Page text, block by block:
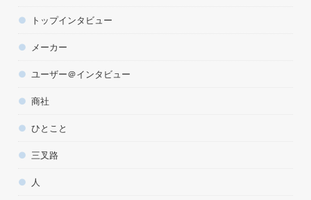
トップインタビュー
メーカー
ユーザー＠インタビュー
商社
ひとこと
三叉路
人